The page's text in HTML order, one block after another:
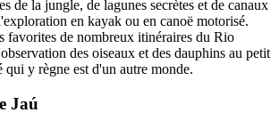
de la jungle, de lagunes secrètes et de canaux
en kayak ou en canoë motorisé.
favorites de nombreux itinéraires du Rio
des oiseaux et des dauphins au petit
y règne est d'un autre monde.
Jaú